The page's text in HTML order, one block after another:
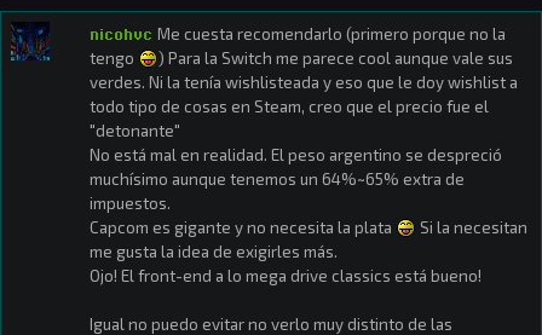
nicohvc Me cuesta recomendarlo (primero porque no la
tengo
) Para la Switch me parece cool aunque vale sus
verdes. Ni la tenía wishlisteada y eso que le doy wishlist a
todo tipo de cosas en Steam, creo que el precio fue el
"detonante"
No está mal en realidad. El peso argentino se despreció
muchísimo aunque tenemos un 64%~65% extra de
impuestos.
Capcom es gigante y no necesita la plata
Si la necesitan
me gusta la idea de exigirles más.
Ojo! El front-end a lo mega drive classics está bueno!
Igual no puedo evitar no verlo muy distinto de las